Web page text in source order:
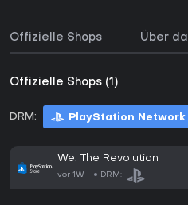
Offizielle Shops Über
Offizielle Shops (1)
DRM: PlayStation Network
We. The Revolution
vor 1W DRM: